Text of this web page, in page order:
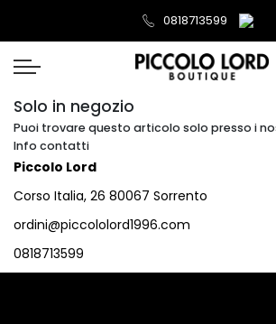
0818713599
Solo in negozio
Puoi trovare questo articolo solo presso i
Info contatti
Piccolo Lord
Corso Italia, 26 80067 Sorrento
ordini@piccololord1996.com
0818713599